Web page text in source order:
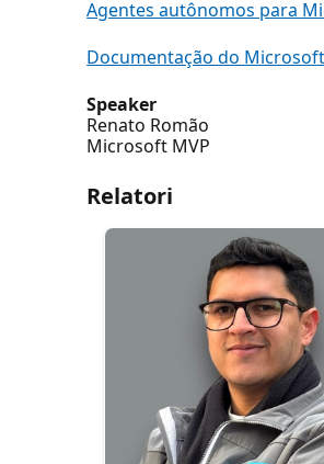
Agentes autônomos para
Documentação do
Speaker
Renato Romão
Microsoft MVP
Relatori